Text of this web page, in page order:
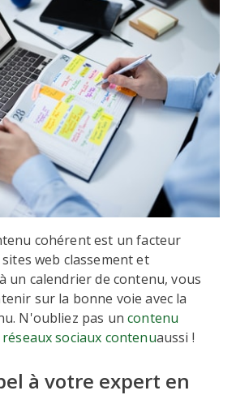
cohérent est un facteur
web classement et
un calendrier de contenu, vous
sur la bonne voie avec la
N'oubliez pas uncontenu
sociaux contenuaussi !
à votre expert en